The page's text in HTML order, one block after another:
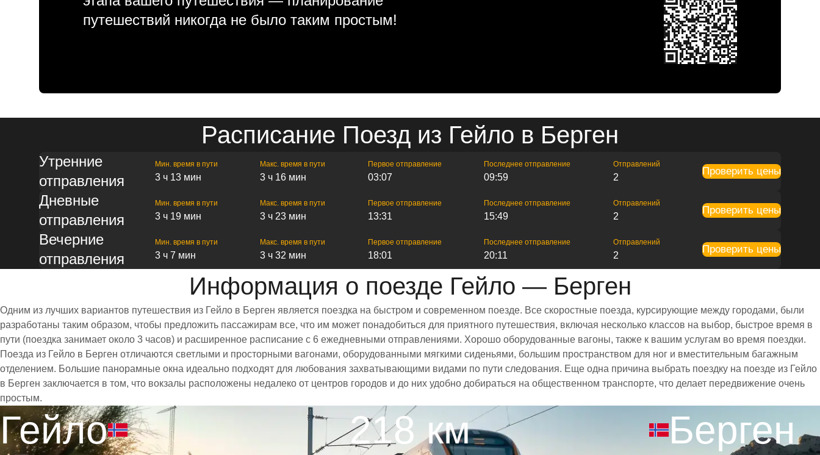
путешествий никогда не было таким простым!
Расписание Поезд из Гейло в Берген
Утренние
отправления
Мин. время в пути
3 ч 13 мин
Макс. время в пути
3 ч 16 мин
Первое отправление
03:07
Последнее отправление
09:59
Отправлений
2
Проверить цены
Дневные
отправления
Мин. время в пути
3 ч 19 мин
Макс. время в пути
3 ч 23 мин
Первое отправление
13:31
Последнее отправление
15:49
Отправлений
2
Проверить цены
Вечерние
отправления
Мин. время в пути
3 ч 7 мин
Макс. время в пути
3 ч 32 мин
Первое отправление
18:01
Последнее отправление
20:11
Отправлений
2
Проверить цены
Информация о поезде Гейло — Берген
Одним из лучших вариантов путешествия из Гейло в Берген является поездка на быстром и современном поезде. Все скоростные поезда, курсирующие между городами, были
разработаны таким образом, чтобы предложить пассажирам все, что им может понадобиться для приятного путешествия, включая несколько классов на выбор, быстрое время в
пути (поездка занимает около 3 часов) и расширенное расписание с 6 ежедневными отправлениями. Хорошо оборудованные вагоны, также к вашим услугам во время поездки.
Поезда из Гейло в Берген отличаются светлыми и просторными вагонами, оборудованными мягкими сиденьями, большим пространством для ног и вместительным багажным
отделением. Большие панорамные окна идеально подходят для любования захватывающими видами по пути следования. Еще одна причина выбрать поездку на поезде из Гейло
в Берген заключается в том, что вокзалы расположены недалеко от центров городов и до них удобно добираться на общественном транспорте, что делает передвижение очень
простым.
Гейло 218 км Берген